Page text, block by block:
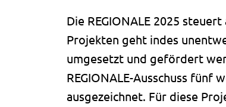
Die REGIONALE 2025
Projekten geht indes
umgesetzt und gefördert
REGIONALE-Ausschuss
ausgezeichnet. Für diese